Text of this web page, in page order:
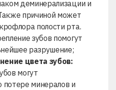
деминерализации и
причиной может
полости рта.
зубов помогут
разрушение;
цвета зубов:
могут
потере минералов и